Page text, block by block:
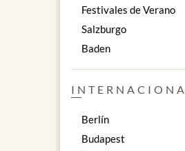
Festivales de Verano
Salzburgo
Baden
Berlín
Budapest